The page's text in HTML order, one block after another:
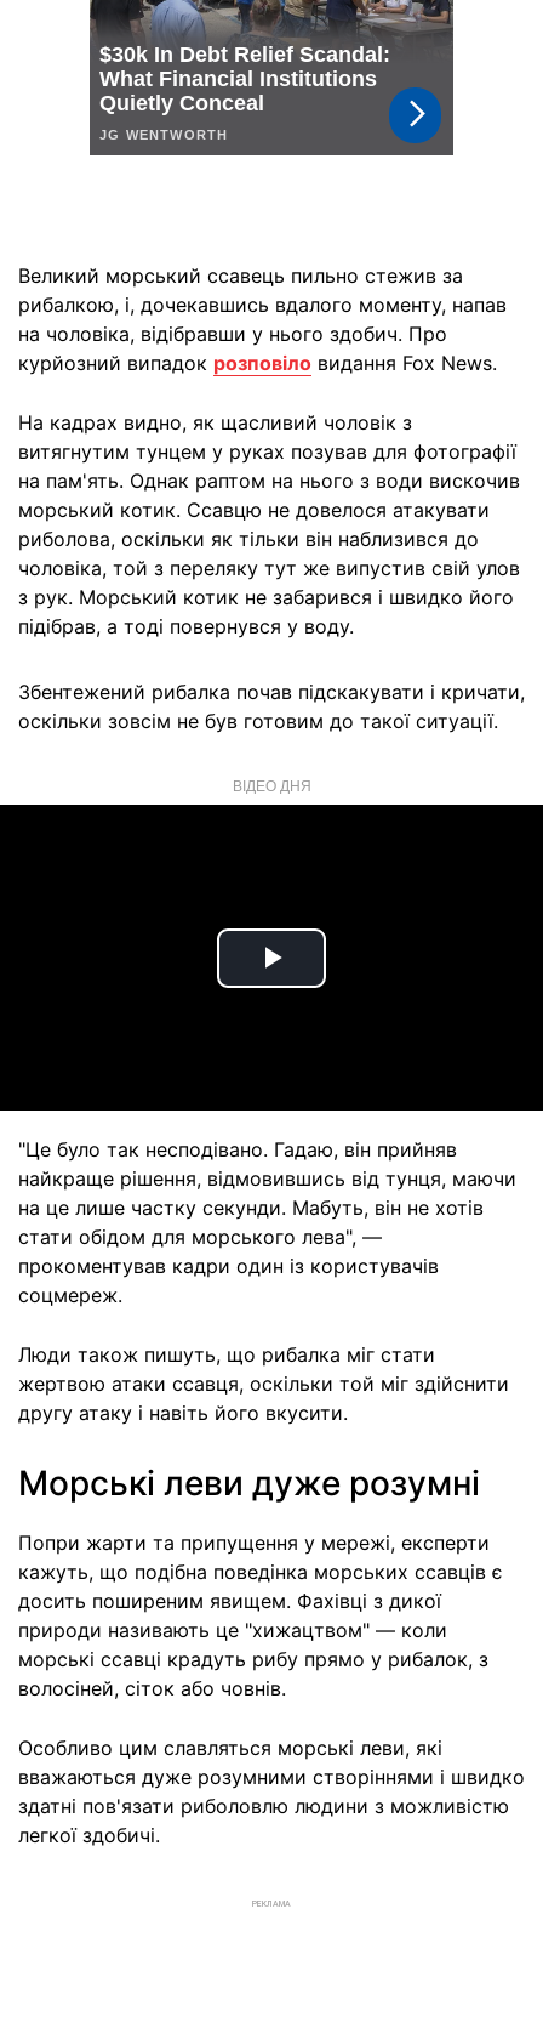
Великий морський ссавець пильно стежив за
рибалкою, і, дочекавшись вдалого моменту, напав
на чоловіка, відібравши у нього здобич. Про
курйозний випадок розповіло видання Fox News.
На кадрах видно, як щасливий чоловік з
витягнутим тунцем у руках позував для фотографії
на пам'ять. Однак раптом на нього з води вискочив
морський котик. Ссавцю не довелося атакувати
риболова, оскільки як тільки він наблизився до
чоловіка, той з переляку тут же випустив свій улов
з рук. Морський котик не забарився і швидко його
підібрав, а тоді повернувся у воду.
Збентежений рибалка почав підскакувати і кричати,
оскільки зовсім не був готовим до такої ситуації.
ВІДЕО ДНЯ
Play
"Це було так несподівано. Гадаю, він прийняв
найкраще рішення, відмовившись від тунця, маючи
на це лише частку секунди. Мабуть, він не хотів
стати обідом для морського лева", —
прокоментував кадри один із користувачів
соцмереж.
Люди також пишуть, що рибалка міг стати
жертвою атаки ссавця, оскільки той міг здійснити
другу атаку і навіть його вкусити.
Морські леви дуже розумні
Попри жарти та припущення у мережі, експерти
кажуть, що подібна поведінка морських ссавців є
досить поширеним явищем. Фахівці з дикої
природи називають це "хижацтвом" — коли
морські ссавці крадуть рибу прямо у рибалок, з
волосіней, сіток або човнів.
Особливо цим славляться морські леви, які
вважаються дуже розумними створіннями і швидко
здатні пов'язати риболовлю людини з можливістю
легкої здобичі.
РЕКЛАМА